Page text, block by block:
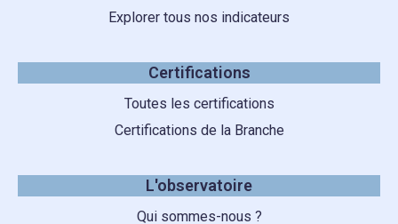
Explorer tous nos indicateurs
Certifications
Toutes les certifications
Certifications de la Branche
L'observatoire
Qui sommes-nous ?